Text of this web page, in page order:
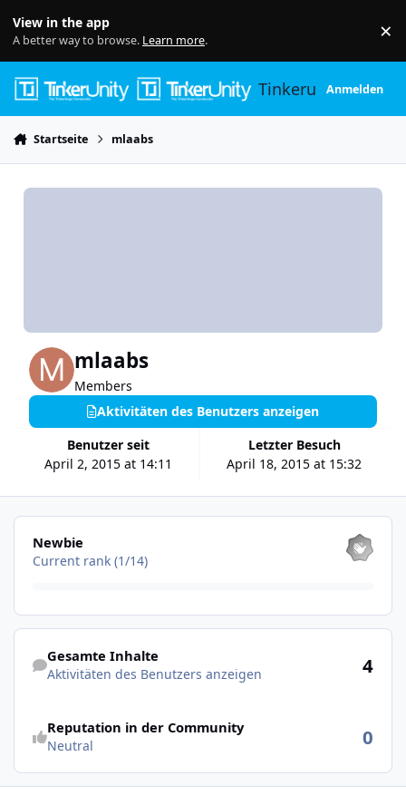
View in the app
A better way to browse. Learn more. ×
TinkerunityAnmelden
Startseite mlaabs
mlaabs
Members
Benutzer seit
April 2, 2015 at 14:11
Letzter Besuch
April 18, 2015 at 15:32
Aktivitäten des Benutzers anzeigen
Alle anzeigen
Newbie
Current rank (1/14)
Aktivitäten des Benutzers anzeigen
Gesamte Inhalte
Aktivitäten des Benutzers anzeigen 4
Reputation in der Community
Neutral 0